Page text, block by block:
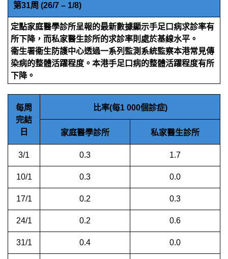
第31周 (26/7 – 1/8)
定點家庭醫學診所呈報的最新數據顯示手足口病求診率有
所下降，而私家醫生診所的求診率則處於基線水平。
衞生署衞生防護中心透過一系列監測系統監察本港常見傳
染病的整體活躍程度。本港手足口病的整體活躍程度有所
下降。
每周
完結
日
比率(每1 000個診症)
家庭醫學診所 私家醫生診所
3/1 0.3 1.7
10/1 0.3 0.0
17/1 0.2 0.3
24/1 0.2 0.6
31/1 0.4 0.0